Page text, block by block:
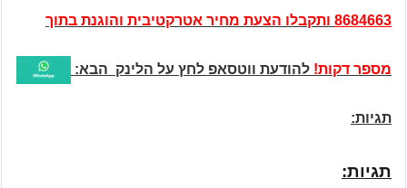
8684663 ותקבלו הצעת מחיר אטרקטיבית והוגנת בתוך
מספר דקות! להודעת ווטסאפ לחץ על הלינק הבא:
תגיות:
תגיות: